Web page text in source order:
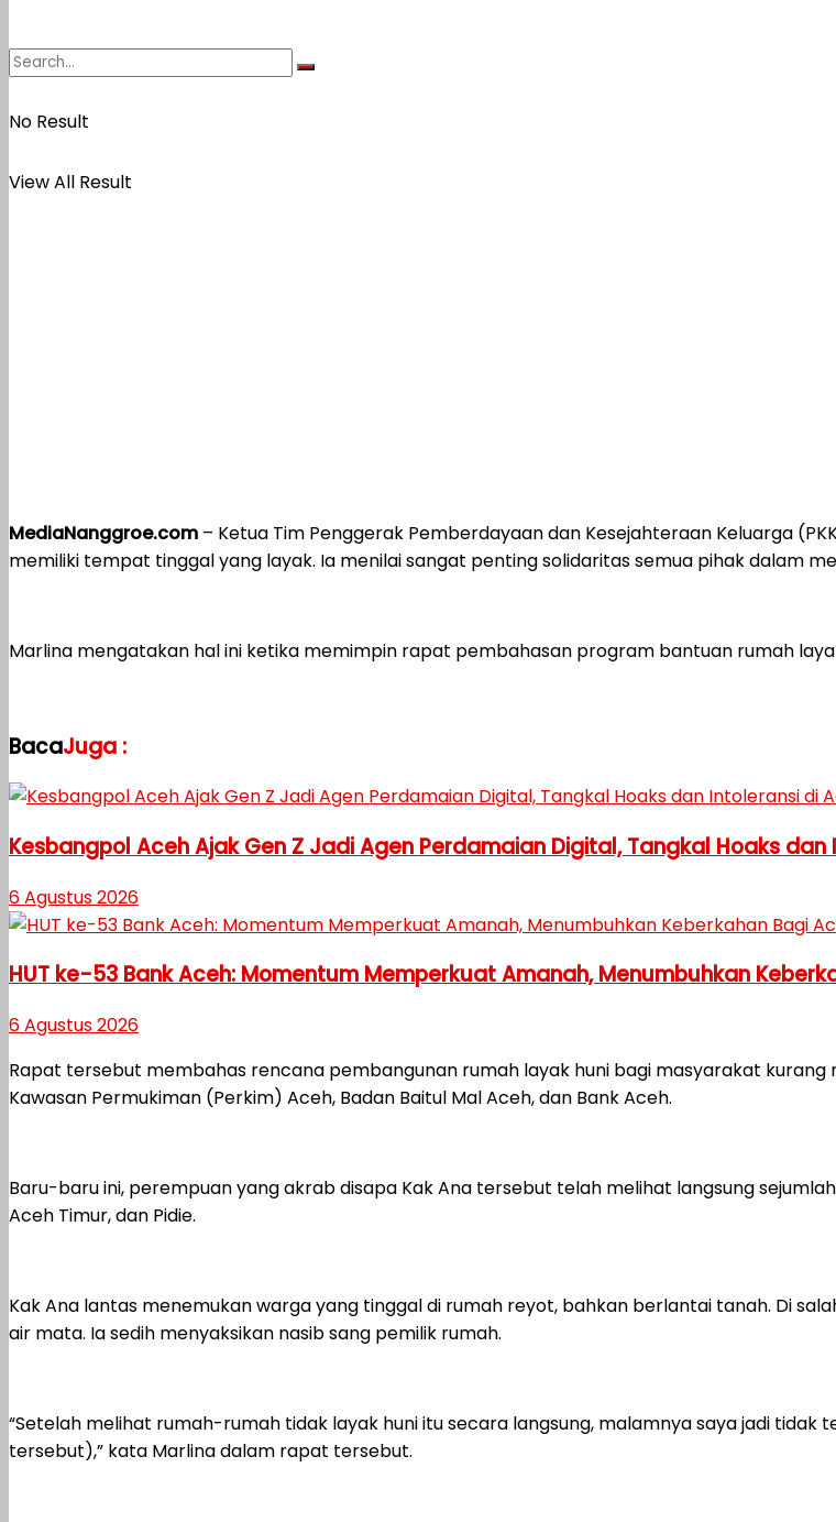
No Result
View All Result
MediaNanggroe.com – Ketua Tim Penggerak Pemberdayaan dan Kesejahteraan Keluarga
memiliki tempat tinggal yang layak. Ia menilai sangat penting solidaritas semua pihak dalam
Marlina mengatakan hal ini ketika memimpin rapat pembahasan program bantuan rumah
BacaJuga :
Kesbangpol Aceh Ajak Gen Z Jadi Agen Perdamaian Digital, Tangkal Hoaks
6 Agustus 2026
HUT ke-53 Bank Aceh: Momentum Memperkuat Amanah, Menumbuhkan
6 Agustus 2026
Rapat tersebut membahas rencana pembangunan rumah layak huni bagi masyarakat kurang
Kawasan Permukiman (Perkim) Aceh, Badan Baitul Mal Aceh, dan Bank Aceh.
Baru-baru ini, perempuan yang akrab disapa Kak Ana tersebut telah melihat langsung
Aceh Timur, dan Pidie.
Kak Ana lantas menemukan warga yang tinggal di rumah reyot, bahkan berlantai tanah. Di
air mata. Ia sedih menyaksikan nasib sang pemilik rumah.
“Setelah melihat rumah-rumah tidak layak huni itu secara langsung, malamnya saya jadi
tersebut),” kata Marlina dalam rapat tersebut.